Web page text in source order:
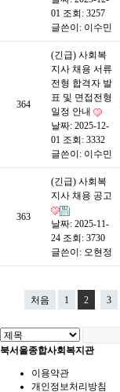
01 조회: 3257
글쓴이: 이수민
364
(긴급) 사회복
지사 채용 서류
전형 합격자 발
표 및 면접전형
일정 안내
날짜: 2025-12-
01 조회: 3332
글쓴이: 이수민
363
(긴급) 사회복
지사 채용 공고
날짜: 2025-11-
24 조회: 3730
글쓴이: 오현정
처음 1 2 3
북서울종합사회복지관
이용약관
개인정보처리방침